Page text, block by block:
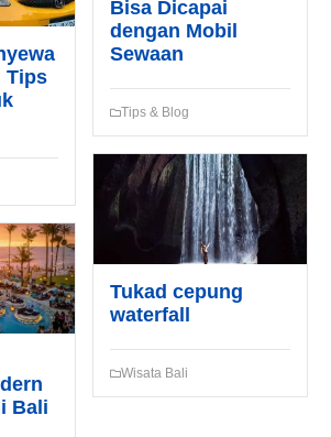
Bisa Dicapai
dengan Mobil
Sewaan
Tips & Blog
Tips
Tukad cepung
waterfall
Wisata Bali
Bali